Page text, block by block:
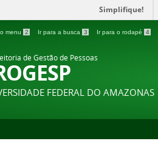
Simplifique!
menu 2 Ir para a busca 3 Ir para o rodapé 4
de Gestão de Pessoas
FEDERAL DO AMAZONAS